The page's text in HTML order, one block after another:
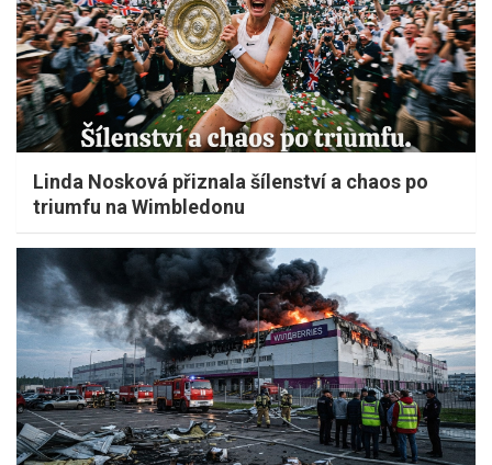
Linda Nosková přiznala šílenství a chaos po
triumfu na Wimbledonu